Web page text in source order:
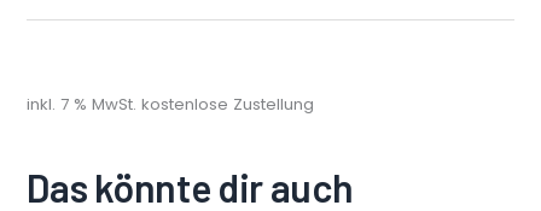
inkl. 7 % MwSt. kostenlose Zustellung
Das könnte dir auch